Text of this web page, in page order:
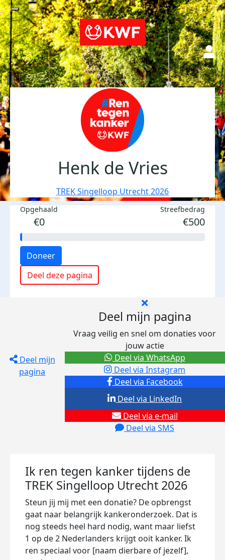
Henk de Vries
TREK Singelloop Utrecht 2026
Opgehaald
€0
Streefbedrag
€500
Doneer
Deel deze pagina
Deel mijn
pagina
Deel mijn pagina
Vraag veilig en snel om donaties voor
jouw actie
Deel via Facebook
Deel via Instagram
Deel via e-mail
Deel via SMS
Deel via LinkedIn
Deel via WhatsApp
Ik ren tegen kanker tijdens de
TREK Singelloop Utrecht 2026
Steun jij mij met een donatie? De opbrengst
gaat naar belangrijk kankeronderzoek. Dat is
nog steeds heel hard nodig, want maar liefst
1 op de 2 Nederlanders krijgt ooit kanker. Ik
ren speciaal voor [naam dierbare of jezelf],